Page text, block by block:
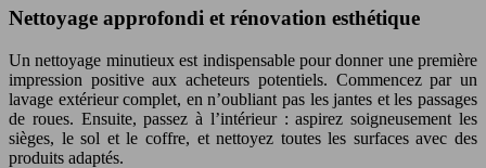
Nettoyage approfondi et rénovation esthétique
Un nettoyage minutieux est indispensable pour donner une première
impression positive aux acheteurs potentiels. Commencez par un
lavage extérieur complet, en n’oubliant pas les jantes et les passages
de roues. Ensuite, passez à l’intérieur : aspirez soigneusement les
sièges, le sol et le coffre, et nettoyez toutes les surfaces avec des
produits adaptés.